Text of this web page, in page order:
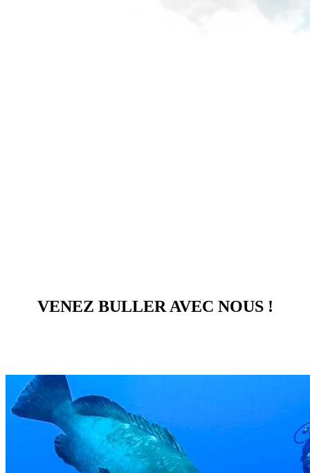
VENEZ BULLER AVEC NOUS !